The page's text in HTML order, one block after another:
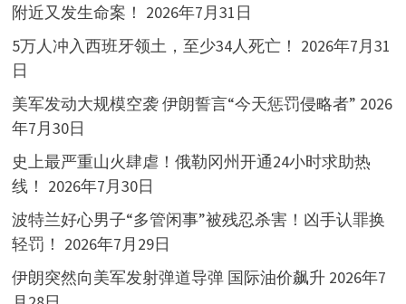
附近又发生命案！ 2026年7月31日
5万人冲入西班牙领土，至少34人死亡！ 2026年7月31
日
美军发动大规模空袭 伊朗誓言“今天惩罚侵略者” 2026
年7月30日
史上最严重山火肆虐！俄勒冈州开通24小时求助热
线！ 2026年7月30日
波特兰好心男子“多管闲事”被残忍杀害！凶手认罪换
轻罚！ 2026年7月29日
伊朗突然向美军发射弹道导弹 国际油价飙升 2026年7